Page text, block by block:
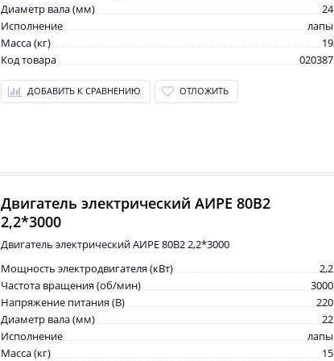
Диаметр вала (мм)
24
Исполнение
лапы
Масса (кг)
19
Код товара
020387
ДОБАВИТЬ К СРАВНЕНИЮ ОТЛОЖИТЬ
Двигатель электрический АИРЕ 80B2
2,2*3000
Двигатель электрический АИРЕ 80B2 2,2*3000
Мощность электродвигателя (кВт)
2,2
Частота вращения (об/мин)
3000
Напряжение питания (В)
220
Диаметр вала (мм)
22
Исполнение
лапы
Масса (кг)
15